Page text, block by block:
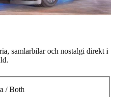
samlarbilar och nostalgi direkt i
/ Both